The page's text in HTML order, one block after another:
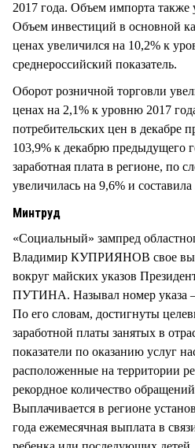
2017 года. Объем импорта также
Объем инвестиций в основной
ценах увеличился на 10,2% к
среднероссийский показатель.
Оборот розничной торговли
ценах на 2,1% к уровню 2017
потребительских цен в декабре
103,9% к декабрю предыдущего
заработная плата в регионе,
увеличилась на 9,6% и
Минтруд
«Социальный» зампред
Владимир КУПРИЯНОВ свое
вокруг майских указов
ПУТИНА. Называл номер указа –
По его словам, достигнуты
заработной платы занятых в
показатели по оказанию услуг
расположенные на территории
рекордное количество
Выплачивается в регионе
года ежемесячная выплата в